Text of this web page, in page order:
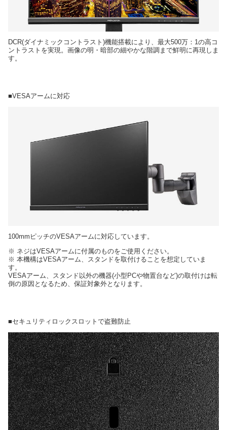
DCR(ダイナミックコントラスト)機能搭載により、最大500万：1の高コ
ントラストを実現。画像の明・暗部の細やかな階調まで鮮明に再現しま
す。
■VESAアームに対応
100mmピッチのVESAアームに対応しています。
※ ネジはVESAアームに付属のものをご使用ください。
※ 本機構はVESAアーム、スタンドを取付けることを想定していま
す。
VESAアーム、スタンド以外の機器(小型PCや物置台など)の取付けは転
倒の原因となるため、保証対象外となります。
■セキュリティロックスロットで盗難防止